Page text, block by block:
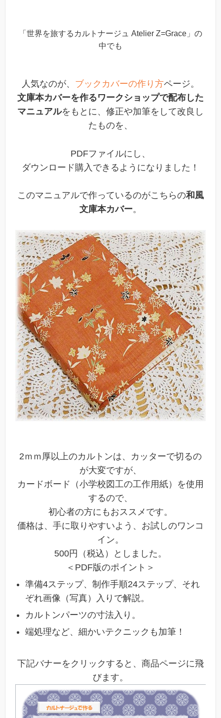
「世界を旅するカルトナージュ Atelier Z=Grace」 の
中でも
人気なのが、 ブックカバーの作り方ページ。
文庫本カバーを作るワークショップで配布した
マニュアルをもとに、 修正や加筆をして改良し
たものを、
PDFファイルにし、
ダウンロード購入できるようになりました ！
このマニュアルで作っているのがこちらの和風
文庫本カバー。
2ｍｍ厚以上のカルトンは、カッターで切るの
が大変ですが、
カードボード（小学校図工の工作用紙）を使用
するので、
初心者の方にもおススメです。
価格は、手に取りやすいよう、お試しのワンコ
イン。
500円（税込）としました。
＜PDF版のポイント＞
準備4ステップ、制作手順24ステップ、それ
ぞれ画像（写真）入りで解説。
カルトンパーツの寸法入り。
端処理など、細かいテクニックも加筆！
下記バナーをクリックすると、商品ページに飛
びます。